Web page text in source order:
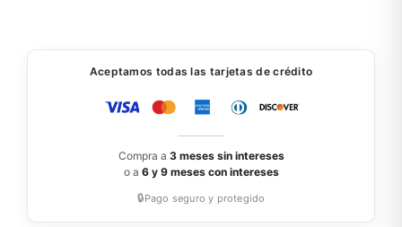
Aceptamos todas las tarjetas de crédito
Compra a 3 meses sin intereses
o a 6 y 9 meses con intereses
🔒Pago seguro y protegido